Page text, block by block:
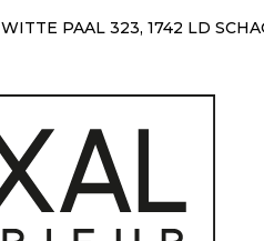
WITTE PAAL 323, 1742 LD